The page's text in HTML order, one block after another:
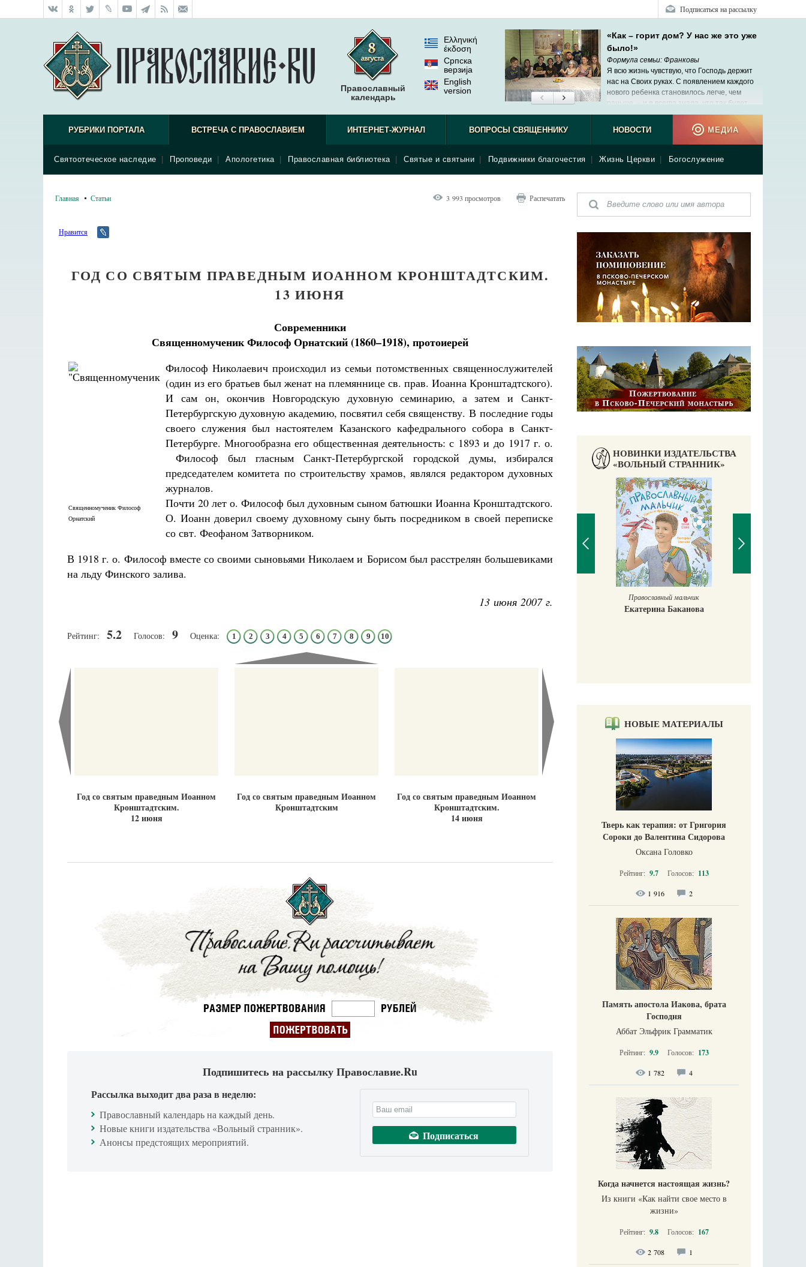
Подписаться на рассылку
Православный
календарь
Ελληνική
έκδοση
Српска
верзиjа
English
version
«Как – горит дом? У нас же это уже
было!»
Формула семьи: Франковы
Я всю жизнь чувствую, что Господь держит
нас на Своих руках. С появлением каждого
нового ребенка становилось легче, чем
раньше, – и я всегда знала, что так будет.
РУБРИКИ ПОРТАЛА ВСТРЕЧА С ПРАВОСЛАВИЕМ
Святоотеческое наследие Проповеди Апологетика Православная библиотека Святые и святыни Подвижники благочестия Жизнь Церкви Богослужение
ИНТЕРНЕТ-ЖУРНАЛ ВОПРОСЫ СВЯЩЕННИКУ НОВОСТИ МЕДИА
Главная Статьи 3 993 просмотров Распечатать
Нравится
ГОД СО СВЯТЫМ ПРАВЕДНЫМ ИОАННОМ КРОНШТАДТСКИМ.
13 ИЮНЯ
Современники
Священномученик Философ Орнатский (1860–1918), протоиерей
Священномученик Философ
Орнатский
Философ Николаевич происходил из семьи потомственных священнослужителей
(один из его братьев был женат на племяннице св. прав. Иоанна Кронштадтского).
И сам он, окончив Новгородскую духовную семинарию, а затем и Санкт-
Петербургскую духовную академию, посвятил себя священству. В последние годы
своего служения был настоятелем Казанского кафедрального собора в Санкт-
Петербурге. Многообразна его общественная деятельность: с 1893 и до 1917 г. о.
Философ был гласным Санкт-Петербургской городской думы, избирался
председателем комитета по строительству храмов, являлся редактором духовных
журналов.
Почти 20 лет о. Философ был духовным сыном батюшки Иоанна Кронштадтского.
О. Иоанн доверил своему духовному сыну быть посредником в своей переписке
со свт. Феофаном Затворником.
В 1918 г. о. Философ вместе со своими сыновьями Николаем и Борисом был расстрелян большевиками
на льду Финского залива.
13 июня 2007 г.
Рейтинг: 5.2 Голосов: 9 Оценка: 1 2 3 4 5 6 7 8 9 10
Год со святым праведным Иоанном
Кронштадтским.
12 июня
Год со святым праведным Иоанном
Кронштадтским
Год со святым праведным Иоанном
Кронштадтским.
14 июня
Подпишитесь на рассылку Православие.Ru
Рассылка выходит два раза в неделю:
Православный календарь на каждый день.
Новые книги издательства «Вольный странник».
Анонсы предстоящих мероприятий.
НОВИНКИ ИЗДАТЕЛЬСТВА
«ВОЛЬНЫЙ СТРАННИК»
Роман Котов
Православный мальчик
Екатерина Баканова
НОВЫЕ МАТЕРИАЛЫ
Тверь как терапия: от Григория
Сороки до Валентина Сидорова
Оксана Головко
Рейтинг: 9.7 Голосов: 113
1 916 2
Память апостола Иакова, брата
Господня
Аббат Эльфрик Грамматик
Рейтинг: 9.9 Голосов: 173
1 782 4
Когда начнется настоящая жизнь?
Из книги «Как найти свое место в
жизни​»
Рейтинг: 9.8 Голосов: 167
2 708 1